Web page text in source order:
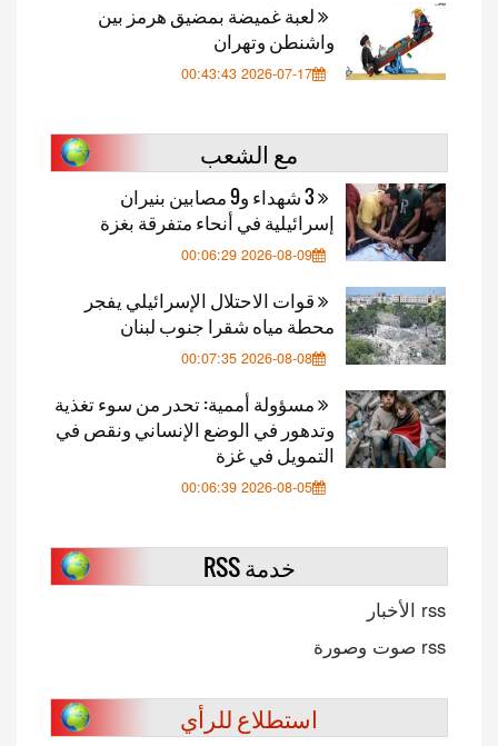
لعبة غميضة بمضيق هرمز بين
واشنطن وتهران
2026-07-17 00:43:43
مع الشعب
3 شهداء و9 مصابين بنيران
إسرائيلية في أنحاء متفرقة بغزة
2026-08-09 00:06:29
قوات الاحتلال الإسرائيلي يفجر
محطة مياه شقرا جنوب لبنان
2026-08-08 00:07:35
مسؤولة أممية: تحدر من سوء تغذية
وتدهور في الوضع الإنساني ونقص في
التمويل في غزة
2026-08-05 00:06:39
خدمة RSS
rss الأخبار
rss صوت وصورة
استطلاع للرأي